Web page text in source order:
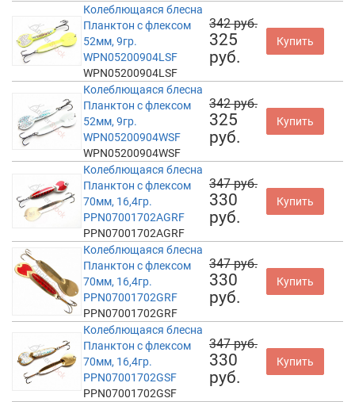
Колеблющаяся блесна
Планктон с флексом
52мм, 9гр.
WPN05200904LSF
WPN05200904LSF
342 руб.
325
руб.
Купить
Колеблющаяся блесна
Планктон с флексом
52мм, 9гр.
WPN05200904WSF
WPN05200904WSF
342 руб.
325
руб.
Купить
Колеблющаяся блесна
Планктон с флексом
70мм, 16,4гр.
PPN07001702AGRF
PPN07001702AGRF
347 руб.
330
руб.
Купить
Колеблющаяся блесна
Планктон с флексом
70мм, 16,4гр.
PPN07001702GRF
PPN07001702GRF
347 руб.
330
руб.
Купить
Колеблющаяся блесна
Планктон с флексом
70мм, 16,4гр.
PPN07001702GSF
PPN07001702GSF
347 руб.
330
руб.
Купить